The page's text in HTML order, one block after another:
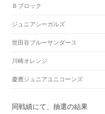
Ｂブロック
ジュニアシーガルズ
世田谷ブルーサンダース
川崎オレンジ
慶應ジュニアユニコーンズ
同戦績にて、抽選の結果